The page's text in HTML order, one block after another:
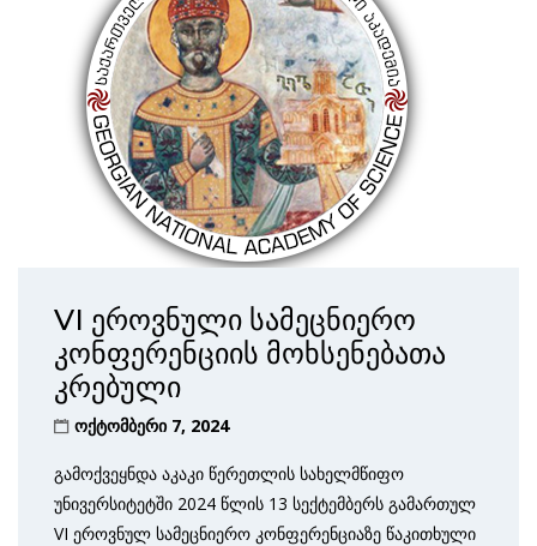
VI ეროვნული სამეცნიერო
კონფერენციის მოხსენებათა
კრებული
ოქტომბერი 7, 2024
გამოქვეყნდა აკაკი წერეთლის სახელმწიფო
უნივერსიტეტში 2024 წლის 13 სექტემბერს გამართულ
VI ეროვნულ სამეცნიერო კონფერენციაზე წაკითხული